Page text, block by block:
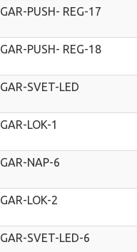
PUSH- REG-17
PUSH- REG-18
SVET-LED
LOK-1
NAP-6
LOK-2
SVET-LED-6